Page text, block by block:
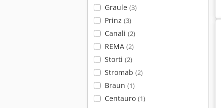
Graule (3)
Prinz (3)
Canali (2)
REMA (2)
Storti (2)
Stromab (2)
Braun (1)
Centauro (1)